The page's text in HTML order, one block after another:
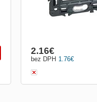
1.76€
bez DPH
2.16€